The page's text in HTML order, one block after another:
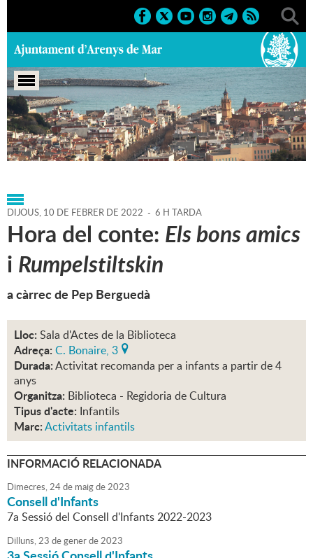
Portada > Agenda > 10-02-
2022 > Marcs > Culturals > 2022 > Activitats infantils
DIJOUS, 10 DE FEBRER DE 2022 - 6 H TARDA
Hora del conte: Els bons amics
i Rumpelstiltskin
a càrrec de Pep Berguedà
Lloc: Sala d'Actes de la Biblioteca
Adreça: C. Bonaire, 3
Durada:Activitat recomanda per a infants a partir de 4
anys
Organitza: Biblioteca - Regidoria de Cultura
Tipus d'acte: Infantils
Marc:Activitats infantils
INFORMACIÓ RELACIONADA
Dimecres,24de maigde2023
Consell d'Infants
7a Sessió del Consell d'Infants 2022-2023
Dilluns,23 degenerde2023